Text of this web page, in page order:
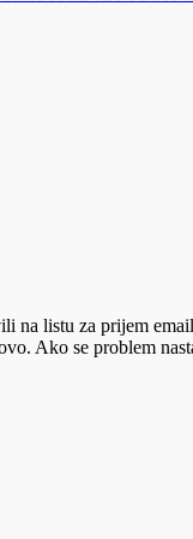
na listu za prijem
Ako se problem